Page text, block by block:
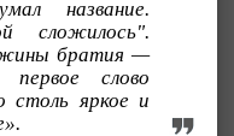
название.
сложилось".
братия —
слово
столь яркое и